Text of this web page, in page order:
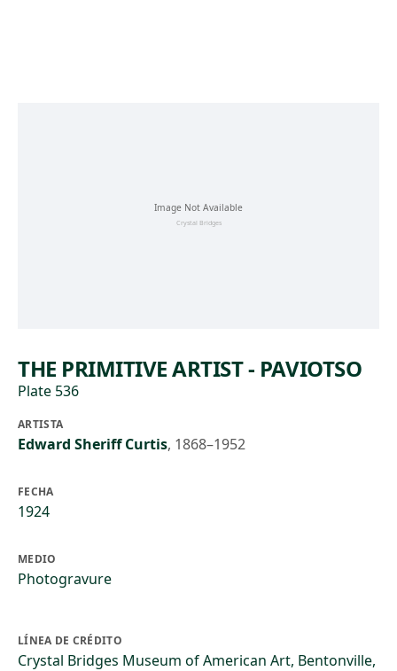
THE PRIMITIVE ARTIST - PAVIOTSO
Plate 536
ARTISTA
Edward Sheriff Curtis, 1868–1952
FECHA
1924
MEDIO
Photogravure
LÍNEA DE CRÉDITO
Crystal Bridges Museum of American Art, Bentonville,